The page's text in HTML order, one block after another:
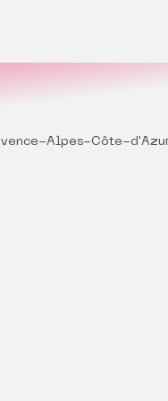
Alpes-Côte-